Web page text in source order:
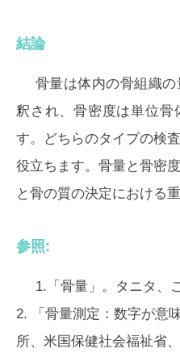
結論
骨量は体内の骨組織
釈され、骨密度は単位骨
す。どちらのタイプの検
役立ちます。骨量と骨密
と骨の質の決定における
参照:
1.「骨量」。タニタ、
2. 「骨量測定：数字が意
所、米国保健社会福祉省